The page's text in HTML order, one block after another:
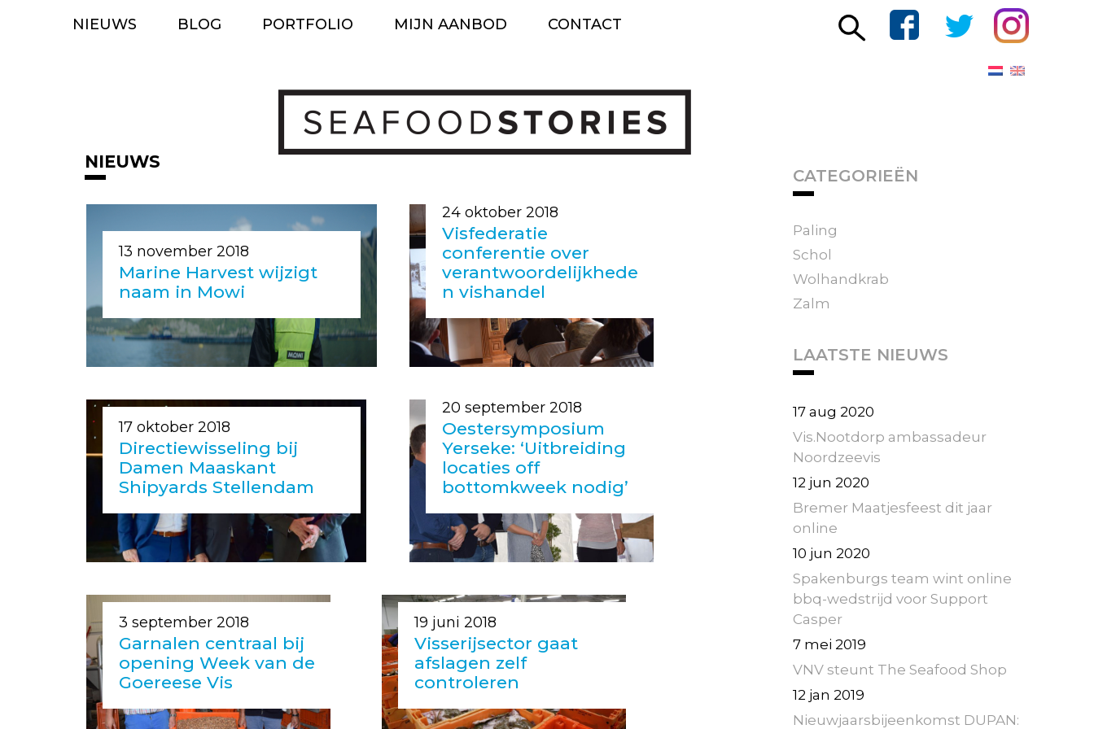
NIEUWS BLOG PORTFOLIO MIJN AANBOD CONTACT
inhoud
NIEUWS
13 november 2018
Marine Harvest wijzigt
naam in Mowi
24 oktober 2018
Visfederatie
conferentie over
verantwoordelijkhede
n vishandel
17 oktober 2018
Directiewisseling bij
Damen Maaskant
Shipyards Stellendam
20 september 2018
Oestersymposium
Yerseke: ‘Uitbreiding
locaties off
bottomkweek nodig’
3 september 2018
Garnalen centraal bij
opening Week van de
Goereese Vis
19 juni 2018
Visserijsector gaat
afslagen zelf
controleren
CATEGORIEËN
Paling
Schol
Wolhandkrab
Zalm
LAATSTE NIEUWS
17 aug 2020
Vis.Nootdorp ambassadeur
Noordzeevis
12 jun 2020
Bremer Maatjesfeest dit jaar
online
10 jun 2020
Spakenburgs team wint online
bbq-wedstrijd voor Support
Casper
7 mei 2019
VNV steunt The Seafood Shop
12 jan 2019
Nieuwjaarsbijeenkomst DUPAN: